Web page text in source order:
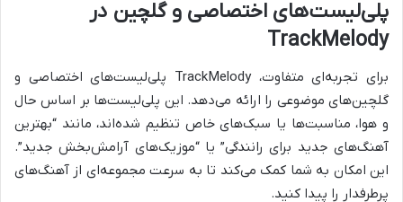
پلی‌لیست‌های اختصاصی و گلچین در
TrackMelody
برای تجربه‌ای متفاوت، TrackMelody
پلی‌لیست‌های اختصاصی و
گلچین‌های موضوعی را ارائه می‌دهد. این پلی‌لیست‌ها بر اساس حال
و هوا، مناسبت‌ها یا سبک‌های خاص تنظیم شده‌اند، مانند “بهترین
آهنگ‌های جدید برای رانندگی” یا “موزیک‌های آرامش‌بخش جدید”.
این امکان به شما کمک می‌کند تا به سرعت مجموعه‌ای از آهنگ‌های
پرطرفدار را پیدا کنید.